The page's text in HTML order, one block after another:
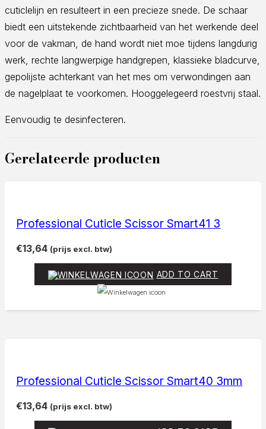
cuticlelijn en resulteert in een precieze snede. De schaar
biedt een uitstekende zichtbaarheid van het werkende deel
voor de vakman, de hand wordt niet moe tijdens langdurig
werk, rechte langwerpige handgrepen, klassieke bladcurve,
gepolijste achterkant van het mes om verwondingen aan
de nagelplaat te voorkomen. Hooggelegeerd roestvrij staal.
Eenvoudig te desinfecteren.
Gerelateerde producten
Professional Cuticle Scissor Smart41 3
€13,64 (prijs excl. btw)
ADD TO CART
Professional Cuticle Scissor Smart40 3mm
€13,64 (prijs excl. btw)